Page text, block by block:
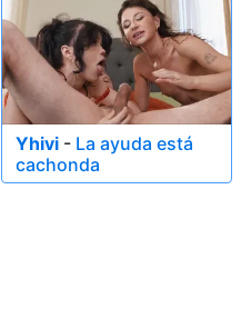
Yhivi - La ayuda está
cachonda